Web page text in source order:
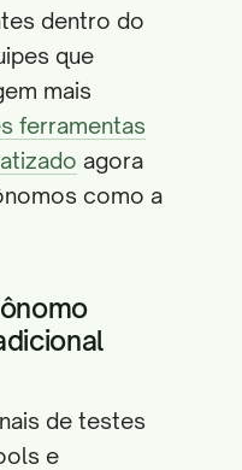
dentro do
que
mais
ferramentas
agora
como a
de testes
e